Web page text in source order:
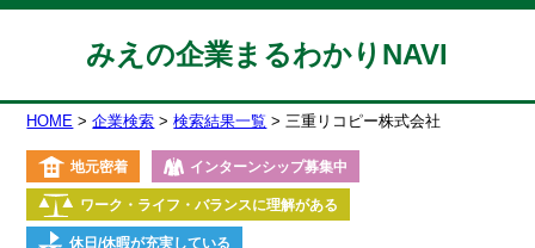
みえの企業まるわかりNAVI
HOME 企業検索 検索結果一覧 三重リコピー株式会社
地元密着 インターンシップ募集中
ワーク・ライフ・バランスに理解がある
休日/休暇が充実している